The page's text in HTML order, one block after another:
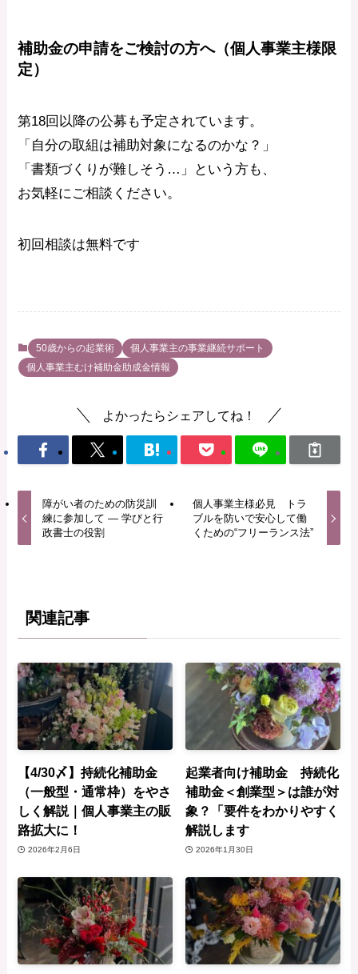
補助金の申請をご検討の方へ（個人事業主様限
定）
第18回以降の公募も予定されています。
「自分の取組は補助対象になるのかな？」
「書類づくりが難しそう…」という方も、
お気軽にご相談ください。
初回相談は無料です
50歳からの起業術
個人事業主の事業継続サポート
個人事業主むけ補助金助成金情報
よかったらシェアしてね！
障がい者のための防災訓
練に参加して — 学びと行
政書士の役割
個人事業主様必見 トラ
ブルを防いで安心して働
くための“フリーランス法”
関連記事
【4/30〆】持続化補助金
（一般型・通常枠）をやさ
しく解説｜個人事業主の販
路拡大に！
2026年2月6日
起業者向け補助金 持続化
補助金＜創業型＞は誰が対
象？「要件をわかりやすく
解説します
2026年1月30日